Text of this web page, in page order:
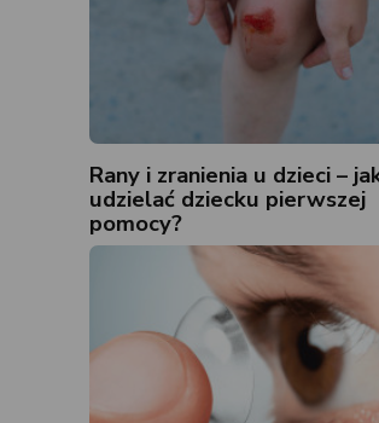
Rany i zranienia u dzieci –
udzielać dziecku pierwszej
pomocy?